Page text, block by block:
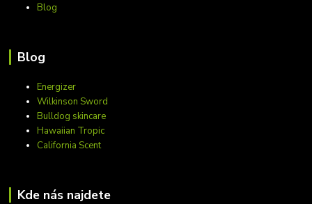
Blog
Blog
Energizer
Wilkinson Sword
Bulldog skincare
Hawaiian Tropic
California Scent
Kde nás najdete